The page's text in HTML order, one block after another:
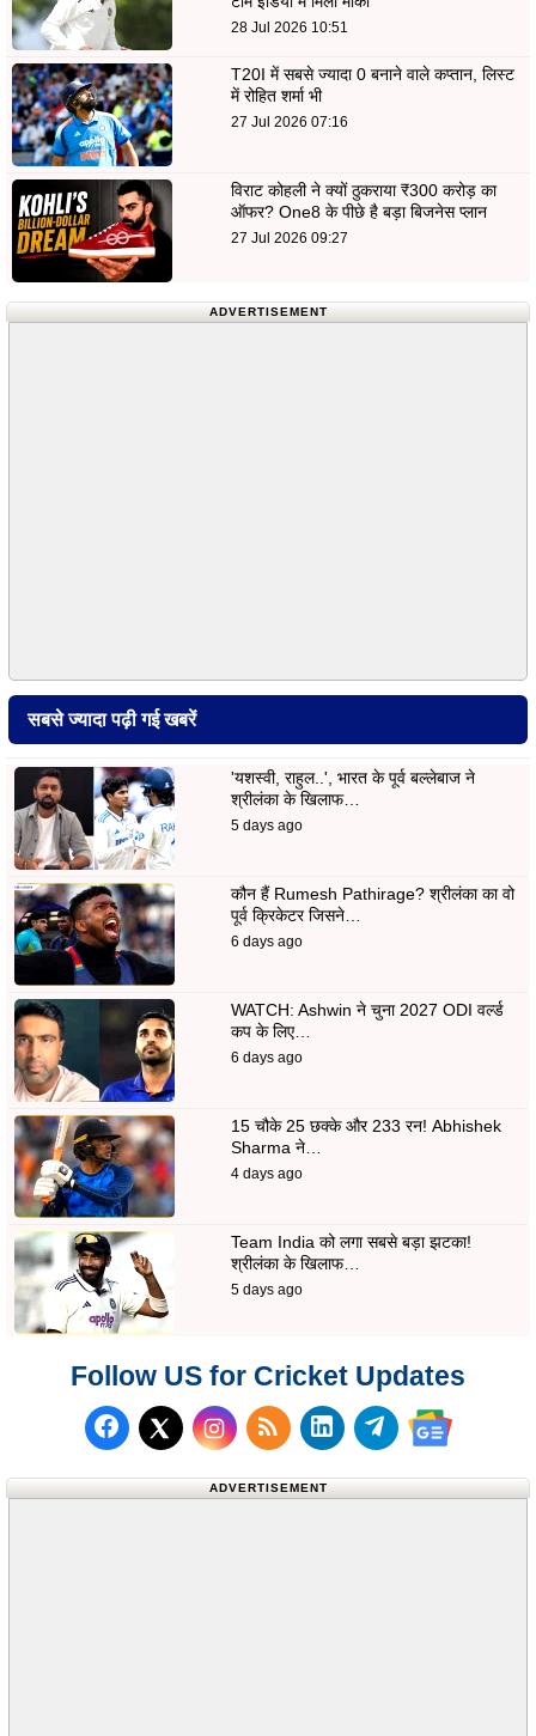
28 Jul 2026 10:51
T20I में सबसे ज्यादा 0 बनाने वाले कप्तान, लिस्ट
में रोहित शर्मा भी
27 Jul 2026 07:16
विराट कोहली ने क्यों ठुकराया ₹300 करोड़ का
ऑफर? One8 के पीछे है बड़ा बिजनेस प्लान
27 Jul 2026 09:27
ADVERTISEMENT
सबसे ज्यादा पढ़ी गई खबरें
'यशस्वी, राहुल..', भारत के पूर्व बल्लेबाज ने
श्रीलंका के खिलाफ…
5 days ago
कौन हैं Rumesh Pathirage? श्रीलंका का वो
पूर्व क्रिकेटर जिसने…
6 days ago
WATCH: Ashwin ने चुना 2027 ODI वर्ल्ड
कप के लिए…
6 days ago
15 चौके 25 छक्के और 233 रन! Abhishek
Sharma ने…
4 days ago
Team India को लगा सबसे बड़ा झटका!
श्रीलंका के खिलाफ…
5 days ago
Follow US for Cricket Updates
Follow us on Facebook
Follow us on X (Twitter)
Subscribe to our RSS
Follow us on
Follow us on
Follow us
ADVERTISEMENT